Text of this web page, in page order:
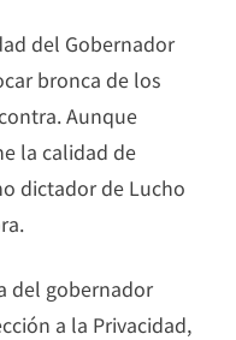
del Gobernador
bronca de los
Aunque
la calidad de
dictador de Lucho
del gobernador
a la Privacidad,